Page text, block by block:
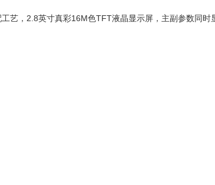
艺，2.8英寸真彩16M色TFT液晶显示屏，主副参数同